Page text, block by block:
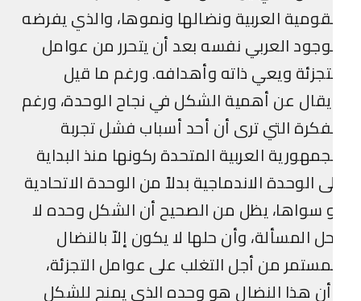
العربية ونضالها ونموها، والذي يفرضه
العربي نفسه بعد أن يتحرر من عوامل
ويعي ذاته وأهدافه. ورغم ما قيل
عن أهمية الشكل في نجاح الوحدة، ورغم
التي ترى أن أحد أسباب فشل تجربة
العربية المتحدة ركونها منذ البداية
الوحدة الاندماجية بدلاً من الوحدة الاتحادية
سواها، يظل من الصحيح أن الشكل وحده لا
المسألة، وأن حلها لا يكون إلاّ بالنضال
من أجل التغلب على عوامل التجزئة،
هذا النضال هو وحده الذي يمنح للشكل